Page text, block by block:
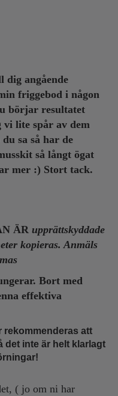
dig angående
friggebod i någon
börjar resultatet
vi lite spår av dem
sa så har de
så långt ögat
mer :) Stort tack.
ÄR upprättskyddade
kopieras. Anmäls
Bort med
effektiva
rekommenderas att
det inte är helt klarlagt
( jo om ni har